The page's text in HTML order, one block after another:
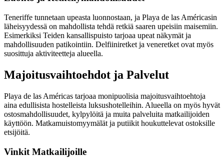
Teneriffe tunnetaan upeasta luonnostaan, ja Playa de las Américasin
läheisyydessä on mahdollista tehdä retkiä saaren upeisiin maisemiin.
Esimerkiksi Teiden kansallispuisto tarjoaa upeat näkymät ja
mahdollisuuden patikointiin. Delfiiniretket ja veneretket ovat myös
suosittuja aktiviteetteja alueella.
Majoitusvaihtoehdot ja Palvelut
Playa de las Américas tarjoaa monipuolisia majoitusvaihtoehtoja
aina edullisista hostelleista luksushotelleihin. Alueella on myös hyvät
ostosmahdollisuudet, kylpylöitä ja muita palveluita matkailijoiden
käyttöön. Matkamuistomyymälät ja putiikit houkuttelevat ostoksille
etsijöitä.
Vinkit Matkailijoille